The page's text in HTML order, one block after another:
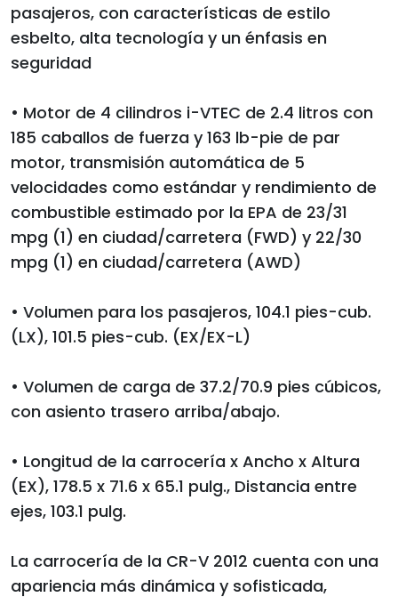
pasajeros, con características de estilo
esbelto, alta tecnología y un énfasis en
seguridad
• Motor de 4 cilindros i-VTEC de 2.4 litros con
185 caballos de fuerza y 163 lb-pie de par
motor, transmisión automática de 5
velocidades como estándar y rendimiento de
combustible estimado por la EPA de 23/31
mpg (1) en ciudad/carretera (FWD) y 22/30
mpg (1) en ciudad/carretera (AWD)
• Volumen para los pasajeros, 104.1 pies-cub.
(LX), 101.5 pies-cub. (EX/EX-L)
• Volumen de carga de 37.2/70.9 pies cúbicos,
con asiento trasero arriba/abajo.
• Longitud de la carrocería x Ancho x Altura
(EX), 178.5 x 71.6 x 65.1 pulg., Distancia entre
ejes, 103.1 pulg.
La carrocería de la CR-V 2012 cuenta con una
apariencia más dinámica y sofisticada,